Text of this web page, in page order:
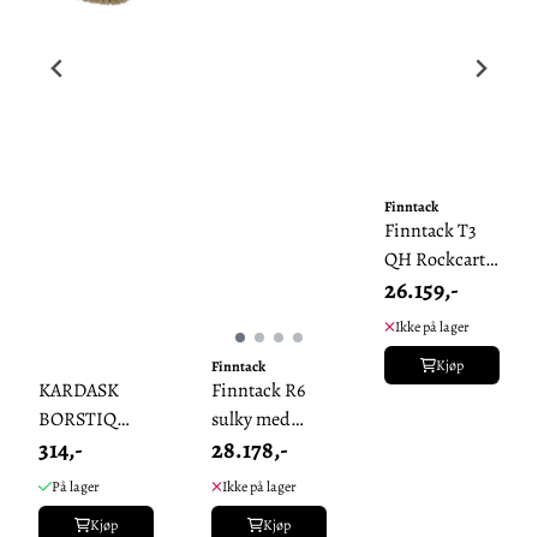
KARDASK
BORSTIQ
HESTEHÅR
314,-
På lager
Kjøp
Finntack
Finntack R6
sulky med
ståldrag
komplett med
hjul
28.178,-
Ikke på lager
Kjøp
Finntack
Finntack T3
QH Rockcart,
uten hjul
26.159,-
Ikke på lager
Kjøp